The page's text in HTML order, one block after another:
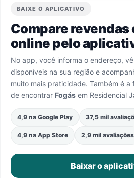
BAIXE O APLICATIVO
Compare revendas
online pelo
No app, você informa o endereço,
disponíveis na sua região e
muito mais praticidade. Também é a
de encontrar Fogás em Residencial
4,9 na Google Play 37,5 mil
4,9 na App Store 2,9 mil avaliações
Baixar o